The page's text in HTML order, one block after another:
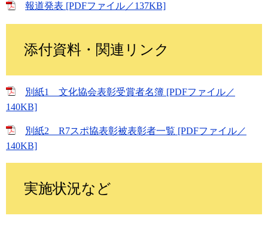
報道発表 [PDFファイル／137KB]
添付資料・関連リンク
別紙1 文化協会表彰受賞者名簿 [PDFファイル／
140KB]
別紙2 R7スポ協表彰被表彰者一覧 [PDFファイル／
140KB]
実施状況など